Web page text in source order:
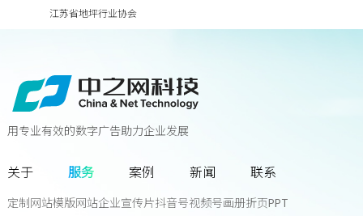
江苏省地坪行业协会
只差一次对话!
用专业有效的数字广告助力企业发展
关于 服务 案例 新闻 联系
定制网站模版网站企业宣传片抖音号视频号画册折页PPT